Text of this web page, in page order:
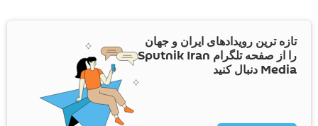
تازه ترین رویدادهای ایران و جهان
را از صفحه تلگرام Sputnik Iran
Media دنبال کنید